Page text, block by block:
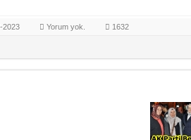
2023 Yorum yok. 1632